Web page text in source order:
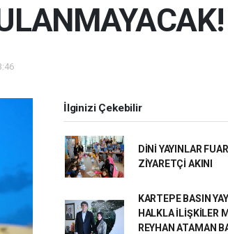
İlginizi Çekebilir
DİNİ YAYINLAR
ZİYARETÇİ AKINI
KARTEPE BASIN
HALKLA İLİŞKİLER
REYHAN ATAMAN